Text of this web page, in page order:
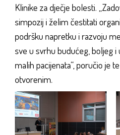
Klinike za dječje bolesti.
simpozij i želim čestitati
podršku napretku i razvoju
sve u svrhu budućeg, boljeg i
malih pacijenata“, poručio je
otvorenim.